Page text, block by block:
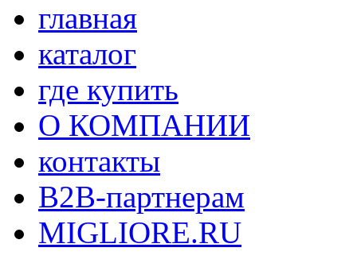
главная
каталог
где купить
О КОМПАНИИ
контакты
В2В-партнерам
MIGLIORE.RU